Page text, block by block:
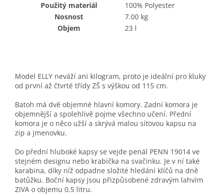
Použitý materiál
100% Polyester
Nosnost
7.00 kg
Objem
23 l
Model ELLY neváží ani kilogram, proto je ideální pro kluky
od první až čtvrté třídy ZŠ s výškou od 115 cm.
Batoh má dvě objemné hlavní komory. Zadní komora je
objemnější a spolehlivě pojme všechno učení. Přední
komora je o něco užší a skrývá malou síťovou kapsu na
zip a jmenovku.
Do přední hluboké kapsy se vejde penál PENN 19014 ve
stejném designu nebo krabička na svačinku. Je v ní také
karabina, díky níž odpadne složité hledání klíčů na dně
batůžku. Boční kapsy jsou přizpůsobené zdravým lahvím
ZIVA o objemu 0,5 litru.